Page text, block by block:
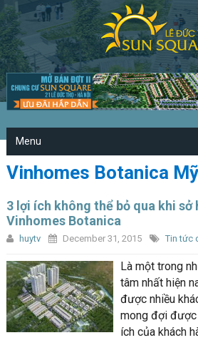
Menu
Vinhomes Botanica
3 lợi ích không thể bỏ qua khi sở
Vinhomes Botanica
huytv December 31, 2015 Tin tức
Là một trong
tâm nhất hiện
được nhiều
mong đợi
ích của khách